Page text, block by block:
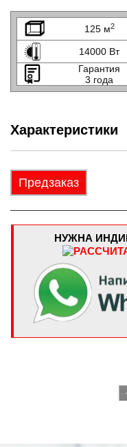
125 м2
14000 Вт
Гарантия
3 года
Характеристики
Предзаказ
НУЖНА